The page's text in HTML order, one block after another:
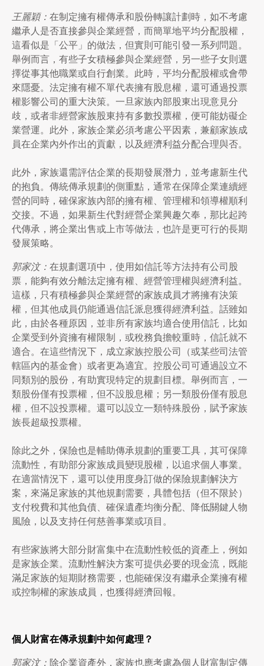
王麗穎： 在制定擁有權傳承和股份轉讓計劃時，如不考慮
繼承人是否直接參與企業經營，而簡單地平均分配股權，
這看似是「公平」的做法，但實則可能引發一系列問題。
舉例而言，有些子女積極參與企業經營，另一些子女則選
擇從事其他職業或自行創業。此時，平均分配股權或會帶
來隱憂。法定擁有權不單代表擁有股息權，還可通過投票
權影響公司的重大決策。一旦家族內部股東出現意見分
歧，或者非經營家族股東持有多數投票權，便可能妨礙企
業營運。此外，家族企業必須考慮公平因素，兼顧家族成
員在企業內外作出的貢獻，以及經濟利益分配合理與否。
此外，家族還需評估企業的長期發展潛力，並考慮新生代
的抱負。傳統傳承規劃的側重點，通常在保障企業連續經
營的同時，確保家族內部的擁有權、管理權和領導權順利
交接。不過，如果新生代對經營企業興趣欠奉，那比起跨
代傳承，將企業出售或上市等做法，也許是更可行的長期
發展策略。
郭家汶： 在規劃選項中，使用如信託等方法持有公司股
票，能夠有效分離法定擁有權、經營管理權與經濟利益。
這樣，只有積極參與企業經營的家族成員才將擁有決策
權，但其他成員仍能通過信託派息獲得經濟利益。話雖如
此，由於各種原因，並非所有家族均適合使用信託，比如
企業受到外資擁有權限制，或稅務負擔較重時，信託就不
適合。在這些情況下，成立家族控股公司（或某些司法管
轄區內的基金會）或者更為適宜。控股公司可通過設立不
同類別的股份，有助實現特定的規劃目標。舉例而言，一
類股份僅有投票權，但不設股息權；另一類股份僅有股息
權，但不設投票權。還可以設立一類特殊股份，賦予家族
族長超級投票權。
除此之外，保險也是輔助傳承規劃的重要工具，其可保障
流動性，有助部分家族成員變現股權，以追求個人事業。
在適當情況下，還可以使用度身訂做的保險規劃解決方
案，來滿足家族的其他規劃需要，具體包括（但不限於）
支付稅費和其他負債、確保遺產均衡分配、降低關鍵人物
風險，以及支持任何慈善事業或項目。
有些家族將大部分財富集中在流動性較低的資產上，例如
是家族企業。流動性解決方案可提供必要的現金流，既能
滿足家族的短期財務需要，也能確保沒有繼承企業擁有權
或控制權的家族成員，也獲得經濟回報。
個人財富在傳承規劃中如何處理？
郭家汶： 除企業資產外，家族也應考慮為個人財富制定傳